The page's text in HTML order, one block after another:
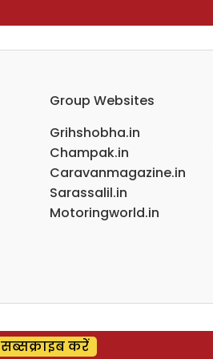
Group Websites
Grihshobha.in
Champak.in
Caravanmagazine.in
Sarassalil.in
Motoringworld.in
सब्सक्राइब करें